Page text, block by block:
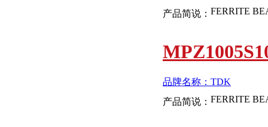
产品简说：
品牌名称：TDK
产品简说：